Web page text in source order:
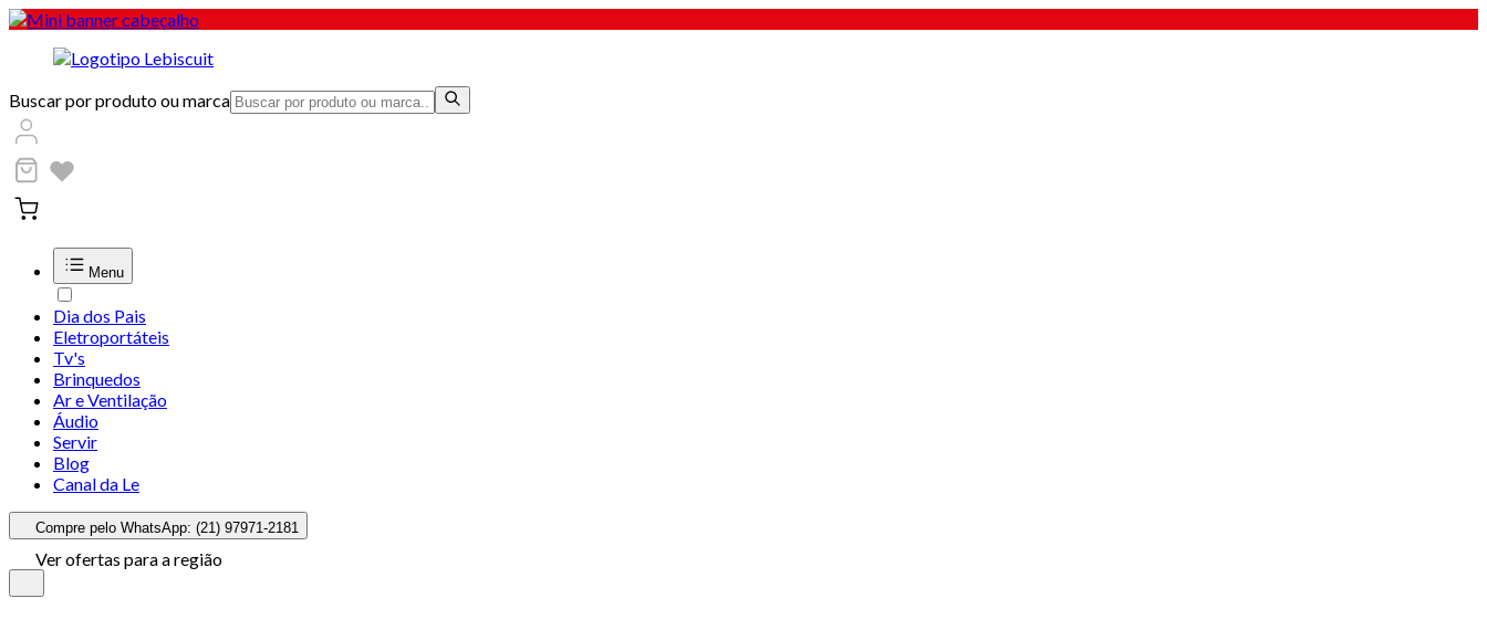
Buscar por produto ou marca
Menu
Dia dos Pais
Eletroportáteis
Tv's
Brinquedos
Ar e Ventilação
Áudio
Servir
Blog
Canal da Le
Compre pelo WhatsApp: (21) 97971-2181
Ver ofertas para a região